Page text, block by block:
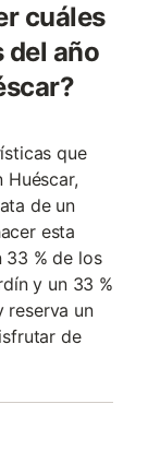
cuáles
del año
que
Huéscar,
de un
esta
33 % de los
y un 33 %
reserva un
de